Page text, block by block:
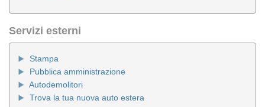
Servizi esterni
Stampa
Pubblica amministrazione
Autodemolitori
Trova la tua nuova auto estera